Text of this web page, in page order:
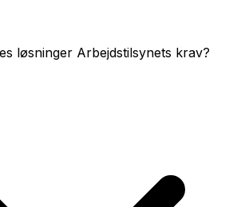
løsninger Arbejdstilsynets krav?